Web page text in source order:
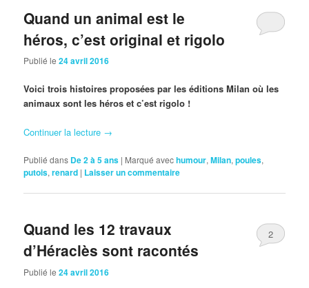
Quand un animal est le
héros, c’est original et rigolo
Publié le24 avril 2016
Voici trois histoires proposées par les éditions Milan où les
animaux sont les héros et c’est rigolo !
Continuer la lecture →
Publié dans De 2 à 5 ans | Marqué avechumour,Milan,poules,
putois,renard | Laisser un commentaire
Quand les 12 travaux
d’Héraclès sont racontés
Publié le24 avril 2016
2